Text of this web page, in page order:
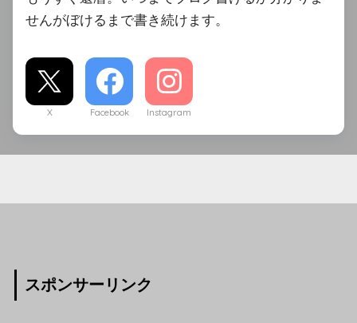
せんがぼけるまで書き続けます。
X Facebook Instagram
スポンサーリンク